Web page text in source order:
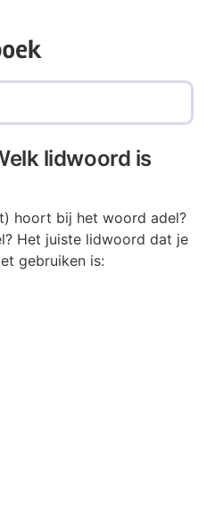
lidwoord is
hoort bij het woord adel?
Het juiste lidwoord dat je
gebruiken is: